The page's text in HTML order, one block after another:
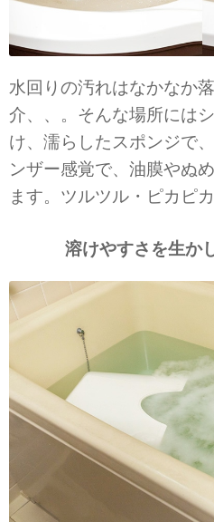
水回りの汚れはなかなか
介、、。そんな場所には
け、濡らしたスポンジで
ンザー感覚で、油膜やぬ
ます。ツルツル・ピカピ
溶けやすさを生か